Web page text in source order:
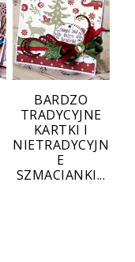
BARDZO
TRADYCYJNE
KARTKI I
NIETRADYCYJN
E
SZMACIANKI...